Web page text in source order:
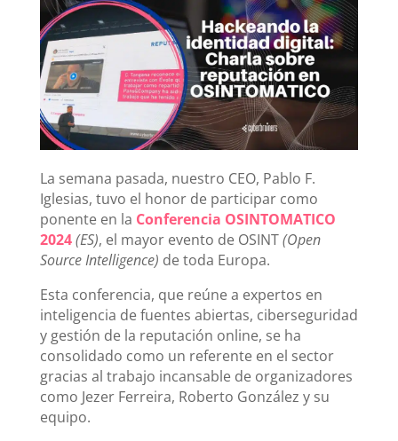
La semana pasada, nuestro CEO, Pablo F.
Iglesias, tuvo el honor de participar como
ponente en la Conferencia OSINTOMATICO
2024(ES), el mayor evento de OSINT(Open
Source Intelligence) de toda Europa.
Esta conferencia, que reúne a expertos en
inteligencia de fuentes abiertas, ciberseguridad
y gestión de la reputación online, se ha
consolidado como un referente en el sector
gracias al trabajo incansable de organizadores
como Jezer Ferreira, Roberto González y su
equipo.